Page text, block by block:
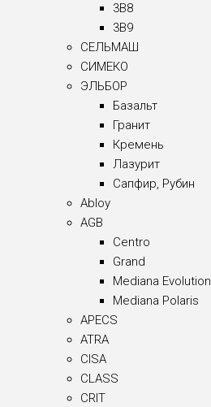
3B8
3B9
СЕЛЬМАШ
СИМЕКО
ЭЛЬБОР
Базальт
Гранит
Кремень
Лазурит
Сапфир, Рубин
Abloy
AGB
Centro
Grand
Mediana Evolution
Mediana Polaris
APECS
ATRA
CISA
CLASS
CRIT